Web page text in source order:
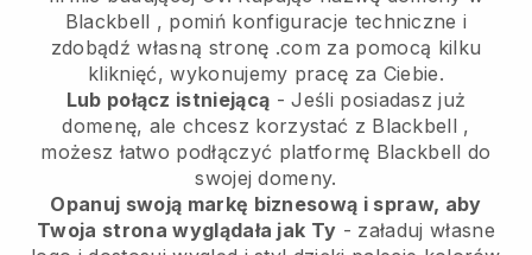
Blackbell , pomiń konfiguracje techniczne i
zdobądź własną stronę .com za pomocą kilku
kliknięć, wykonujemy pracę za Ciebie.
Lub połącz istniejącą - Jeśli posiadasz już
domenę, ale chcesz korzystać z Blackbell ,
możesz łatwo podłączyć platformę Blackbell do
swojej domeny.
Opanuj swoją markę biznesową i spraw, aby
Twoja strona wyglądała jak Ty - załaduj własne